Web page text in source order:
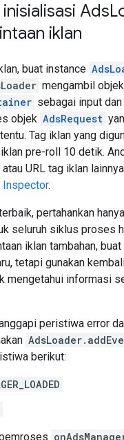
Ads
iklan
buat instance
mengambil objek
sebagai input
objek AdsRequest
Tag iklan yang
pre-roll 10 detik.
URL tag iklan
Inspector.
pertahankan
seluruh siklus proses
iklan tambahan,
tetapi gunakan
mengetahui informasi
peristiwa error
berikut: